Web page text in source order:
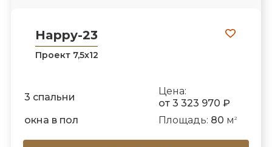
Happy-23
Проект 7,5х12
3 спальни
Цена:
от 3 323 970 ₽
окна в пол
Площадь: 80 м 2